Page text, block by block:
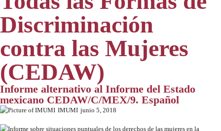
Discriminación
contra las Mujeres
(CEDAW)
Informe alternativo al Informe del Estado
mexicano CEDAW/C/MEX/9. Español
IMUMI junio 5, 2018